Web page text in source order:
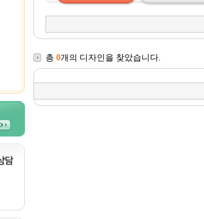
총 0개의 디자인을 찾았습니다.